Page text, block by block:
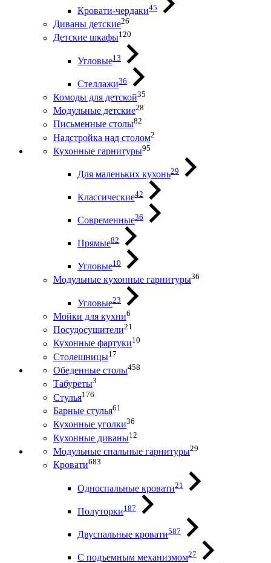
Кровати-чердаки45
Диваны детские26
Детские шкафы120
Угловые13
Стеллажи36
Комоды для детской35
Модульные детские28
Письменные столы82
Надстройка над столом2
Кухонные гарнитуры95
Для маленьких кухонь29
Классические42
Современные36
Прямые82
Угловые10
Модульные кухонные гарнитуры36
Угловые23
Мойки для кухни6
Посудосушители21
Кухонные фартуки10
Столешницы17
Обеденные столы458
Табуреты3
Стулья176
Барные стулья61
Кухонные уголки36
Кухонные диваны12
Модульные спальные гарнитуры29
Кровати683
Односпальные кровати21
Полуторки187
Двуспальные кровати587
С подъемным механизмом27